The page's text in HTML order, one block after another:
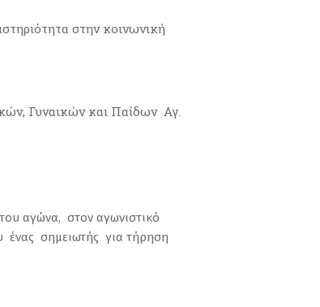
στην κοινωνική
Γυναικών και Παίδων Αγ.
αγώνα, στον αγωνιστικό
ένας σημειωτής για τήρηση